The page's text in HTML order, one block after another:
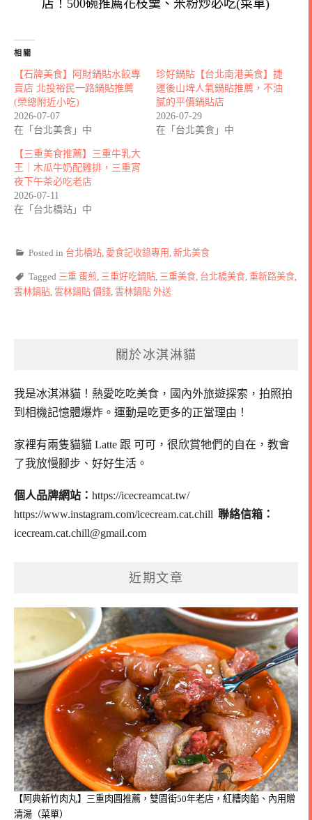
店！500碗推薦花枝羹、米粉炒必吃(菜單)
相關
【石牌美食】阿財鍋貼水餃專
賣店 北投裕民一路鍋貼推薦
(榮總附近小吃)
2026-07-07
在「台北美食」中
珍好鍋貼【台北南港美食】捷
運後山埤人氣鍋貼推薦，不油
膩的平價鍋貼店
2026-07-29
在「台北美食」中
【三重美食推薦】三重牛乳大
王｜木瓜牛奶配雞排，三重宵
夜下午茶必吃老店
2026-07-11
在「台北橋站」中
Posted in 台北橋站, 愛食記收錄專用 , 新北美食
Tagged 三重 蛋煎, 三重好吃鍋貼, 三重美食, 台北橋美食, 重新路美食,
雲林鍋胋, 雲林鍋貼 價錢, 雲林鍋貼 外送
關於冰淇淋貓
我是冰淇淋貓！ 熱愛吃吃美食，國內外旅遊探索，拍照拍
到相機記憶體爆炸。 運動是吃更多的正當理由！
家裡有兩隻貓貓 Latte 跟 可可， 很欣賞牠們的自在，教會
了我放慢腳步、好好生活。
個人品牌網站： https://icecreamcat.tw/
https://www.instagram.com/icecream.cat.chill 聯絡信箱：
icecream.cat.chill@gmail.com
近期文章
【阿典新竹肉丸】三重肉圓推薦，雙園街50年老店，紅糟肉餡、內用贈
清湯（菜單）